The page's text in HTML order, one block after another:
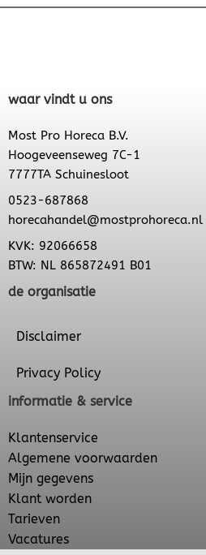
waar vindt u ons
Most Pro Horeca B.V.
Hoogeveenseweg 7C-1
7777TA Schuinesloot
0523-687868
horecahandel@mostprohoreca.nl
KVK: 92066658
BTW: NL 865872491 B01
de organisatie
Disclaimer
Privacy Policy
informatie & service
Klantenservice
Algemene voorwaarden
Mijn gegevens
Klant worden
Tarieven
Vacatures